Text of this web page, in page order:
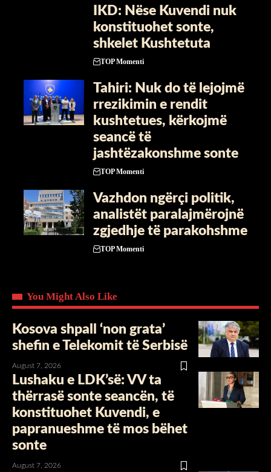
IKD: Nëse Kuvendi nuk
konstituohet sonte,
shkelet Kushtetuta
TOP Momenti
Tahiri: Nuk do të lejojmë
rrezikimin e rendit
kushtetues, kërkojmë
seancë të
jashtëzakonshme sonte
TOP Momenti
Vazhdon ngërçi politik,
analistët paralajmërojnë
zgjedhje të parakohshme
TOP Momenti
You Might Also Like
Kosova shpall ‘non grata’
shefin e Telekomit të Serbisë
August 7, 2026
Lushaku e LDK’së: VV ta
thërrasë sonte seancën, të
konstituohet Kuvendi, e
papranueshme të mos bëhet
sonte
August 7, 2026